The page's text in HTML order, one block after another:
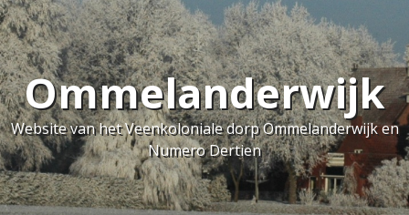
Ga
naar
de
inhoudOmmelanderwijk
Website van het Veenkoloniale dorp Ommelanderwijk en
Numero Dertien